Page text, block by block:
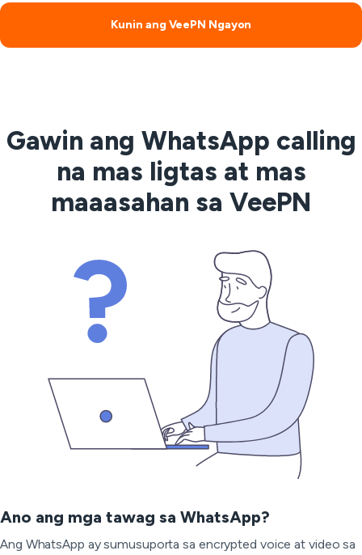
Kunin ang VeePN Ngayon
Gawin ang WhatsApp calling
na mas ligtas at mas
maaasahan sa VeePN
Ano ang mga tawag sa WhatsApp?
Ang WhatsApp ay sumusuporta sa encrypted voice at video sa